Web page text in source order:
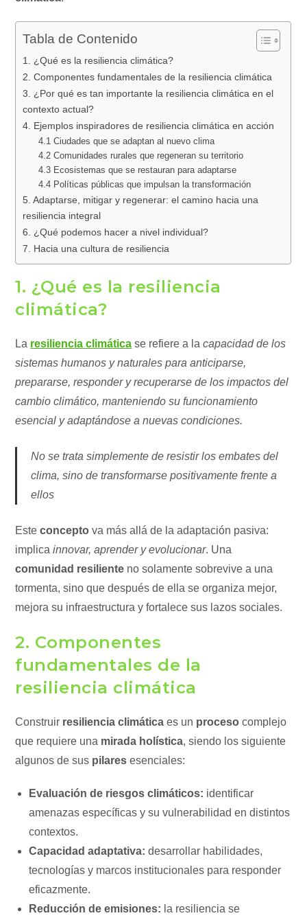
Tabla de Contenido
1. ¿Qué es la resiliencia climática?
2. Componentes fundamentales de la resiliencia climática
3. ¿Por qué es tan importante la resiliencia climática en el
contexto actual?
4. Ejemplos inspiradores de resiliencia climática en acción
4.1 Ciudades que se adaptan al nuevo clima
4.2 Comunidades rurales que regeneran su territorio
4.3 Ecosistemas que se restauran para adaptarse
4.4 Políticas públicas que impulsan la transformación
5. Adaptarse, mitigar y regenerar: el camino hacia una
resiliencia integral
6. ¿Qué podemos hacer a nivel individual?
7. Hacia una cultura de resiliencia
1. ¿Qué es la resiliencia
climática?
La resiliencia climática se refiere a lacapacidad de los
sistemas humanos y naturales para anticiparse,
prepararse, responder y recuperarse de los impactos del
cambio climático, manteniendo su funcionamiento
esencial y adaptándose a nuevas condiciones.
No se trata simplemente de resistir los embates del
clima, sino de transformarse positivamente frente a
ellos
Esteconcepto va más allá de la adaptación pasiva:
implica innovar, aprender y evolucionar. Una
comunidad resiliente no solamente sobrevive a una
tormenta, sino que después de ella se organiza mejor,
mejora su infraestructura y fortalece sus lazos sociales.
2. Componentes
fundamentales de la
resiliencia climática
Construir resiliencia climática es un proceso complejo
que requiere una mirada holística, siendo los siguiente
algunos de sus pilares esenciales:
Evaluación de riesgos climáticos: identificar
amenazas específicas y su vulnerabilidad en distintos
contextos.
Capacidad adaptativa: desarrollar habilidades,
tecnologías y marcos institucionales para responder
eficazmente.
Reducción de emisiones: la resiliencia se